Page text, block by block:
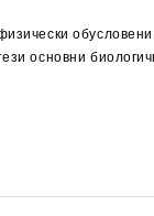
основни